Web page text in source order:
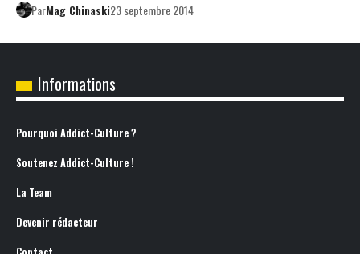
ParMag Chinaski23 septembre 2014
Informations
Pourquoi Addict-Culture ?
Soutenez Addict-Culture !
La Team
Devenir rédacteur